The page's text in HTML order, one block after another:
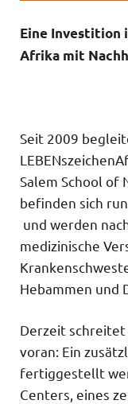
Eine Investition
Afrika mit
Seit 2009
Salem School of
befinden sich
und werden
medizinische
Hebammen und
Derzeit schreitet
voran: Ein
fertiggestellt
Centers, eines